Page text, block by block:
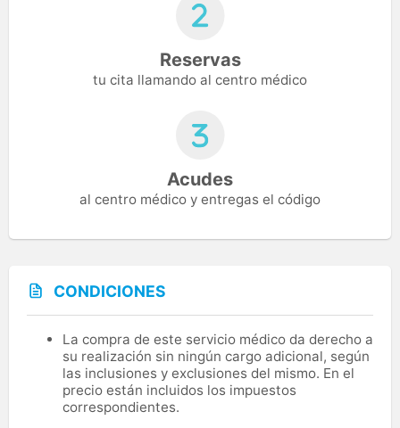
Reservas
tu cita llamando al centro médico
Acudes
al centro médico y entregas el código
CONDICIONES
La compra de este servicio médico da derecho a
su realización sin ningún cargo adicional, según
las inclusiones y exclusiones del mismo. En el
precio están incluidos los impuestos
correspondientes.